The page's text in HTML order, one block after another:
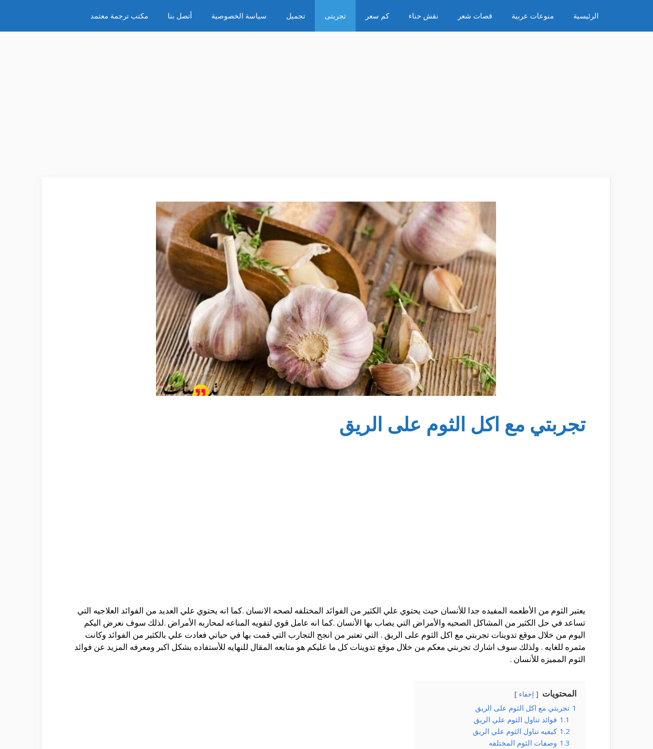
المحتوى
الرئيسية منوعات عربية قصات شعر نقش حناء كم سعر تجربتى تجميل سياسة الخصوصية أتصل بنا مكتب ترجمة معتمد
تجربتي مع اكل الثوم على الريق
يعتبر الثوم من الأطعمه المفيده جدا للأنسان حيث يحتوي علي الكثير من الفوائد المختلفه لصحه الانسان .كما انه يحتوي علي العديد من الفوائد العلاجيه التي
تساعد في حل الكثير من المشاكل الصحيه والأمراض التي يصاب بها الأنسان .كما انه عامل قوي لتقويه المناعه لمحاربه الأمراض .لذلك سوف نعرض اليكم
اليوم من خلال موقع تدوينات تجربتي مع اكل الثوم على الريق . التي تعتبر من انجح التجارب التي قمت بها في حياتي فعادت علي بالكثير من الفوائد وكانت
مثمره للغايه . ولذلك سوف اشارك تجربتي معكم من خلال موقع تدوينات كل ما عليكم هو متابعه المقال للنهايه للأستفاده بشكل اكبر ومعرفه المزيد عن فوائد
الثوم المميزه للأنسان .
المحتويات إخفاء
1 تجربتي مع اكل الثوم على الريق
1.1 فوائد تناول الثوم علي الريق
1.2 كيفيه تناول الثوم علي الريق
1.3 وصفات الثوم المختلفه